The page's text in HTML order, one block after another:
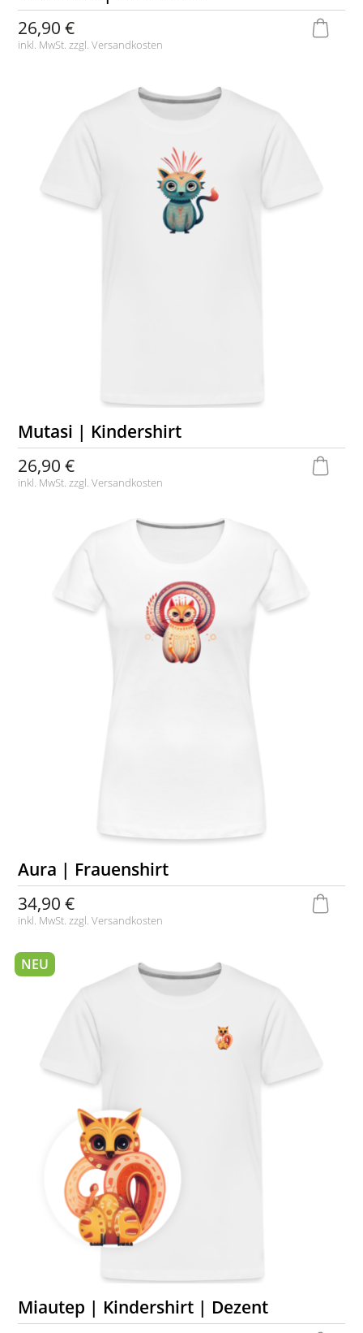
26,90 €
inkl. MwSt. zzgl.Versandkosten
Mutasi | Kindershirt
26,90 €
inkl. MwSt. zzgl.Versandkosten
Aura | Frauenshirt
34,90 €
inkl. MwSt. zzgl.Versandkosten
Miautep | Kindershirt | Dezent
NEU